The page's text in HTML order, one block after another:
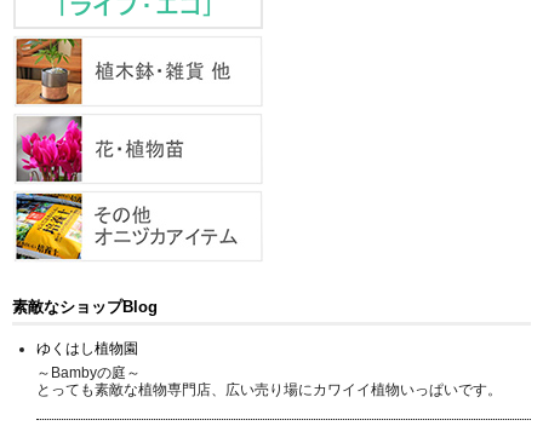
素敵なショップBlog
ゆくはし植物園
～Bambyの庭～
とっても素敵な植物専門店、広い売り場にカワイイ植物いっぱいです。